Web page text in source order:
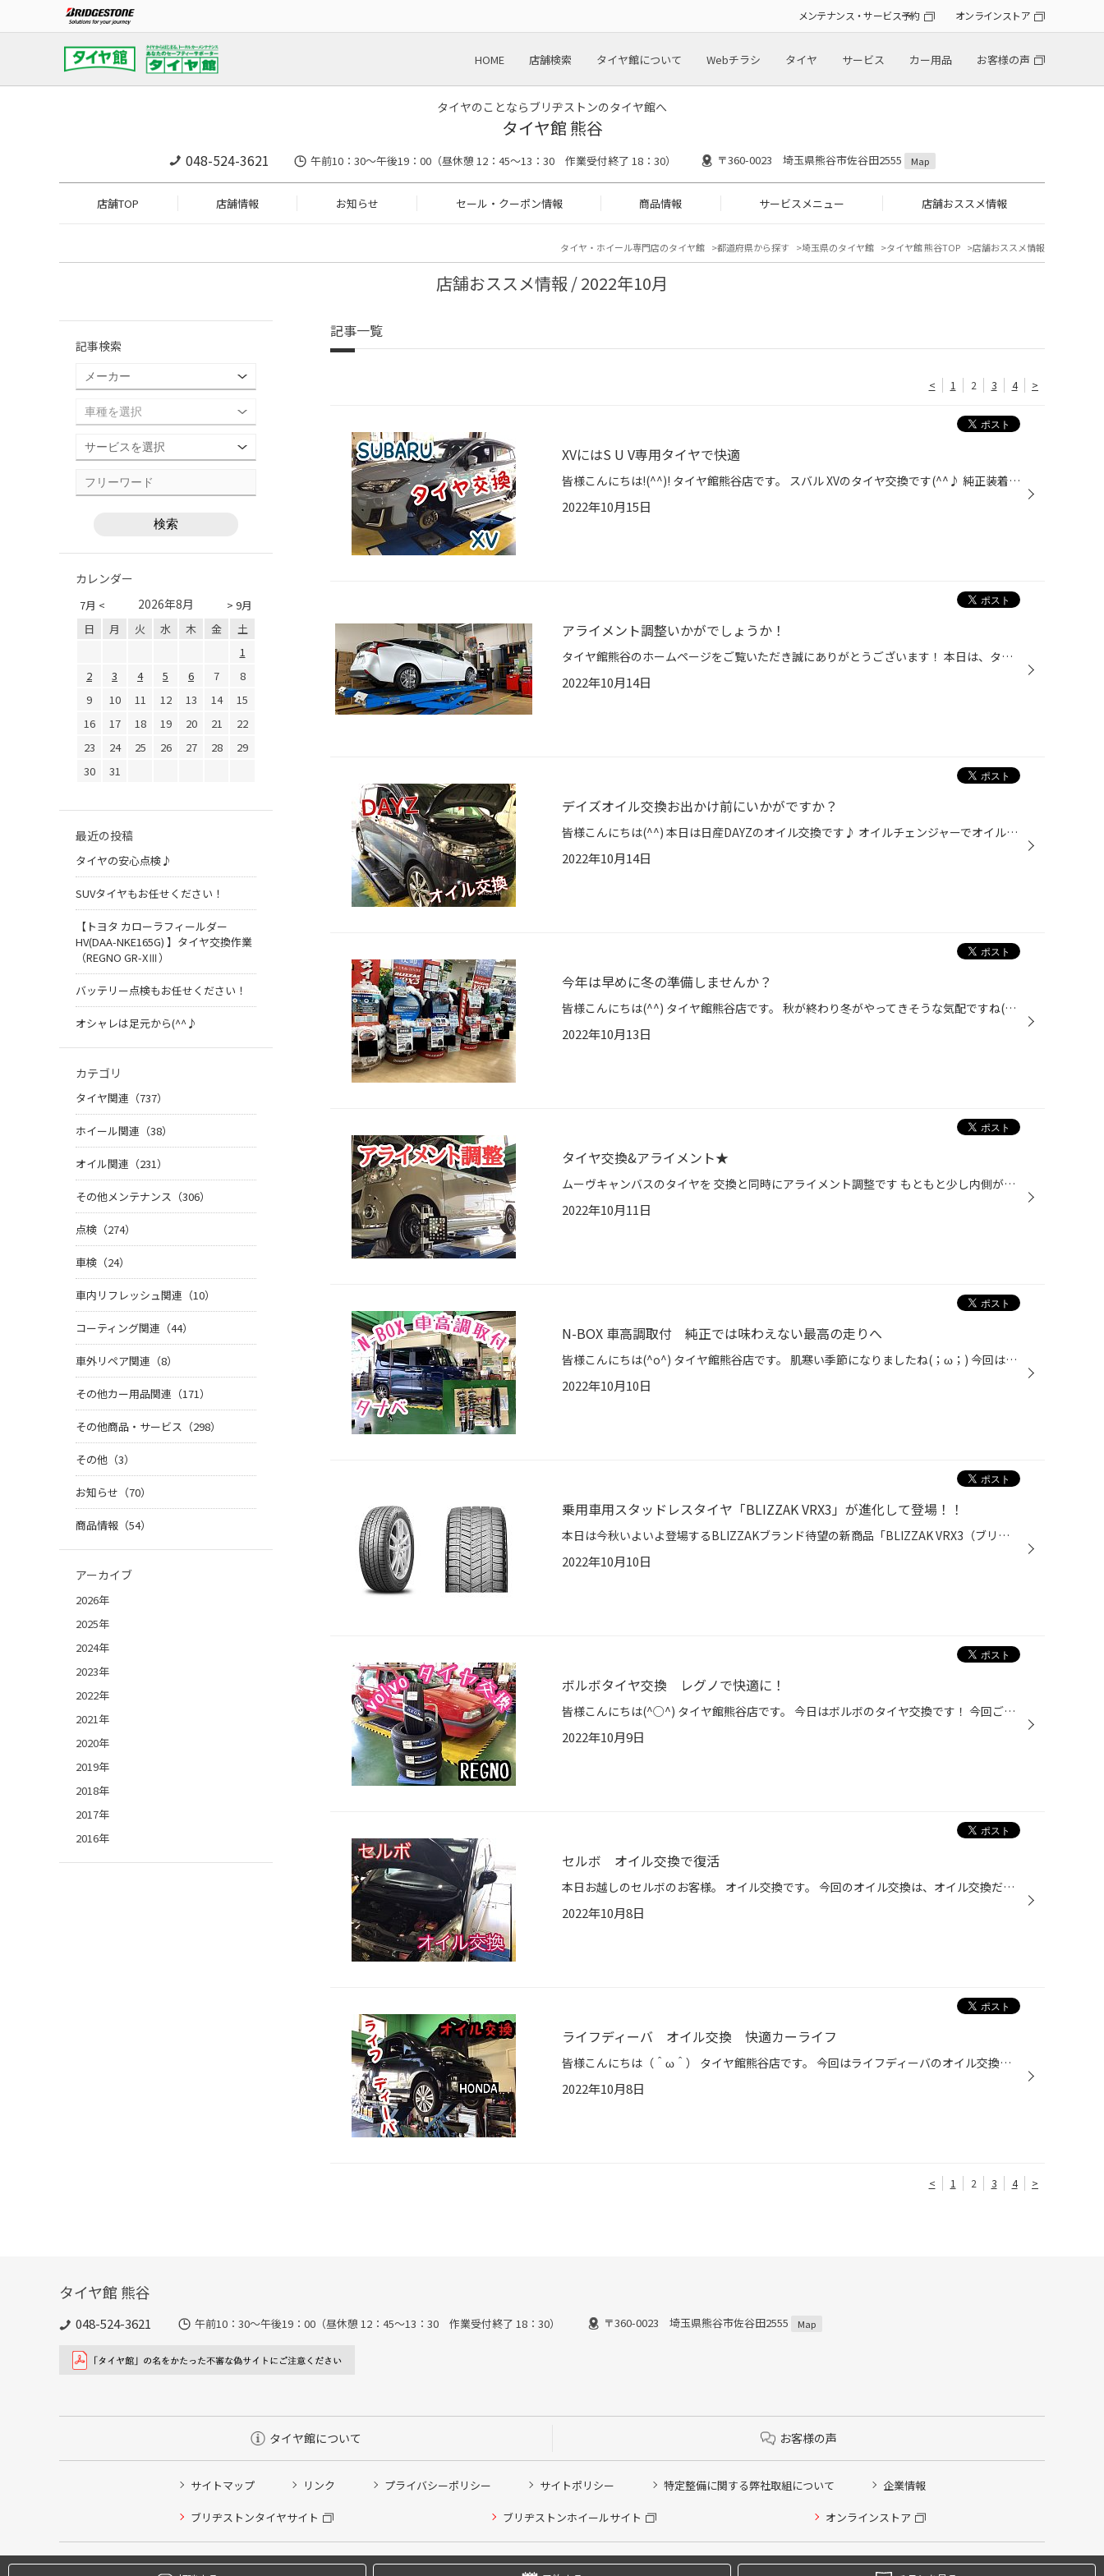
メンテナンス・サービス予約 オンラインストア
HOME 店舗検索 タイヤ館について Webチラシ タイヤ サービス カー用品 お客様の声
タイヤのことならブリヂストンのタイヤ館へ
タイヤ館 熊谷
048-524-3621 午前10：30～午後19：00（昼休憩 12：45～13：30 作業受付終了 18：30） 〒360-0023 埼玉県熊谷市佐谷田2555 Map
店舗TOP 店舗情報 お知らせ セール・クーポン情報 商品情報 サービスメニュー 店舗おススメ情報
タイヤ・ホイール専門店のタイヤ館 都道府県から探す 埼玉県のタイヤ館 タイヤ館 熊谷TOP 店舗おススメ情報
店舗おススメ情報 / 2022年10月
記事一覧
< 1 2 3 4 >
XVにはS U V専用タイヤで快適
皆様こんにちは!(^^)! タイヤ館熊谷店です。 スバル XVのタイヤ交換です(^^♪ 純正装着タイヤが交換時期なので お取替えさせていただきます。 純正装着タイヤのデューラーをバラシて 今回お選びいただいたSUV専用 デューラーH/L850に交換です 商品について詳しくはメーカーHPもぜひ！ そしてアライメ...
2022年10月15日
アライメント調整いかがでしょうか！
タイヤ館熊谷のホームページをご覧いただき誠にありがとうございます！ 本日は、タイヤ館のおすすめメニュー 【アライメント調整】をご紹介致します！ アライメント調整とは タイヤ･ホイールは複雑な構造を持つサスペンションによって支えられています。 車体に対してタイヤ･ホイールが取り付けられ...
2022年10月14日
デイズオイル交換お出かけ前にいかがですか？
皆様こんにちは(^^) 本日は日産DAYZのオイル交換です♪ オイルチェンジャーでオイルを抜いていきます。 これがあるだけで作業効率が上がりますね！ オイルを規定量入れたら作業完了です。 オイル交換実施時はタイヤ空気圧も点検しております。 タイヤ館は皆様の安全安心なカーライフをおうえんしてお...
2022年10月14日
今年は早めに冬の準備しませんか？
皆様こんにちは(^^) タイヤ館熊谷店です。 秋が終わり冬がやってきそうな気配ですね(´･_･`) 突然の雪に備えてスタッドレスタイヤの準備をしませんか？^ - ^ タイヤ館熊谷では冬タイヤの展示が始まっています。 軽自動車の組済品もあります！ 今のうちに冬タイヤの準備をして雪が降ったら又は降りそ...
2022年10月13日
タイヤ交換&アライメント★
ムーヴキャンバスのタイヤを 交換と同時にアライメント調整です もともと少し内側が減り気味だったので そのままだと新品タイヤがすぐに 減ってしまうため同時にアライメント調整です 通常走行でも少しずつアライメントはズレてきますが 縁石などでの大きな衝撃ですと かなり多くズレることもあるの...
2022年10月11日
N-BOX 車高調取付 純正では味わえない最高の走りへ
皆様こんにちは(^o^) タイヤ館熊谷店です。 肌寒い季節になりましたね(；ω；) 今回はN-BOXの車高調取付けです(*^ω^*) 整備士ゆうちゃんが作業します！ まだ本採用になって1カ月経っていませんが足廻り交換も難なくこなします！( ^ω^ ) 取り外した純正サスペンションがこちらです！ まだ走行距離も浅...
2022年10月10日
乗用車用スタッドレスタイヤ「BLIZZAK VRX3」が進化して登場！！
本日は今秋いよいよ登場するBLIZZAKブランド待望の新商品「BLIZZAK VRX3（ブリザック ヴイアールエックススリー）」をご紹介します！ 「BLIZZAK（ブリザック）」は、ブリヂストンを代表するスタッドレスタイヤブランドです。1988年に冬道特有の凍結路面や積雪路面などでのより安心・安全なドライブ...
2022年10月10日
ボルボタイヤ交換 レグノで快適に！
皆様こんにちは(^○^) タイヤ館熊谷店です。 今日はボルボのタイヤ交換です！ 今回ご購入頂いたタイヤはレグノ GR-XIIです！ 10年以上前のタイヤでヒビ割れも多々ありました… 防錆部分施工（ハブ）でピカピカになりました！ ※オプションです。 ハブは専用のワイヤーブラシで磨きます！ 後はタイヤを...
2022年10月9日
セルボ オイル交換で復活
本日お越しのセルボのお客様。 オイル交換です。 今回のオイル交換は、オイル交換だけではなく WAKO'S クイック・リフレッシュ添加剤を入れます。 河田スタッフ、オススメの商品です。 消耗したエンジンの回復を目的とした添加剤となっております。 まずオイルを抜いて パッキンを交換。 ジョッキ...
2022年10月8日
ライフディーバ オイル交換 快適カーライフ
皆様こんにちは（＾ω＾） タイヤ館熊谷店です。 今回はライフディーバのオイル交換です。 オイルの汚れは少ないです。 定期的にオイル交換をすればエンジンが長持ちします。 後はオイルを入れて作業完了です。 お客様に安全と安心をお届けするのがタイヤ館の使命だと私は思っています。 ☆☆☆タイヤ館...
2022年10月8日
< 1 2 3 4 >
記事検索
カレンダー
7月 < > 9月
2026年8月
日 月 火 水 木 金
土
1
2
3 4 5 6 7
8
9
10 11 12 13 14
15
16
17 18 19 20 21
22
23
24 25 26 27 28
29
30
31
最近の投稿
タイヤの安心点検♪
SUVタイヤもお任せください！
【トヨタ カローラフィールダー
HV(DAA-NKE165G) 】タイヤ交換作業
（REGNO GR-XⅢ）
バッテリー点検もお任せください！
オシャレは足元から(^^♪
カテゴリ
タイヤ関連（737）
ホイール関連（38）
オイル関連（231）
その他メンテナンス（306）
点検（274）
車検（24）
車内リフレッシュ関連（10）
コーティング関連（44）
車外リペア関連（8）
その他カー用品関連（171）
その他商品・サービス（298）
その他（3）
お知らせ（70）
商品情報（54）
アーカイブ
2026年
2025年
2024年
2023年
2022年
2021年
2020年
2019年
2018年
2017年
2016年
タイヤ館 熊谷
048-524-3621 午前10：30～午後19：00（昼休憩 12：45～13：30 作業受付終了 18：30） 〒360-0023 埼玉県熊谷市佐谷田2555 Map
タイヤ館について お客様の声
サイトマップ リンク プライバシーポリシー サイトポリシー 特定整備に関する弊社取組について 企業情報
ブリヂストンタイヤサイト ブリヂストンホイールサイト オンラインストア
Copyright © 2024 Bridgestone Retail Co.,Ltd. All rights Reserved.
タイヤ点検・安全点検/タイヤ履き替え/オイル交換/その他ピット作業の予約
クローク契約会員専用タイヤ履き替え※タイヤ履き替えを希望のクローク契約会員の方はこちらを選択ください
本日のタイヤ履き替え順番待ち予約 ※クローク契約会員の方はご利用いただけません